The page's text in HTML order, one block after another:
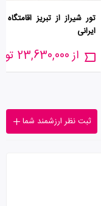
تور شیراز از تبریز
ایرانی
از 23,630,000 تومان
ثبت نظر ارزشمند شما